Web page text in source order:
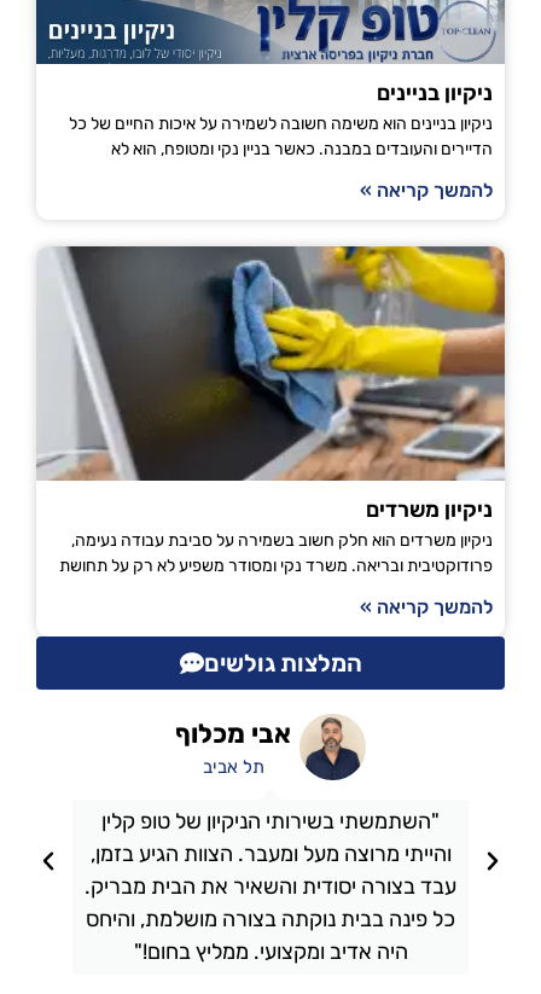
ניקיון בניינים
ניקיון בניינים הוא משימה חשובה לשמירה על איכות החיים של כל
הדיירים והעובדים במבנה. כאשר בניין נקי ומטופח, הוא לא
להמשך קריאה »
ניקיון משרדים
ניקיון משרדים הוא חלק חשוב בשמירה על סביבת עבודה נעימה,
פרודוקטיבית ובריאה. משרד נקי ומסודר משפיע לא רק על תחושת
להמשך קריאה »
המלצות גולשים
"השתמשתי בשירותי הניקיון של טופ קלין
והייתי מרוצה מעל ומעבר. הצוות הגיע בזמן,
עבד בצורה יסודית והשאיר את הבית מבריק.
כל פינה בבית נוקתה בצורה מושלמת, והיחס
היה אדיב ומקצועי. ממליץ בחום!"
אבי מכלוף
תל אביב